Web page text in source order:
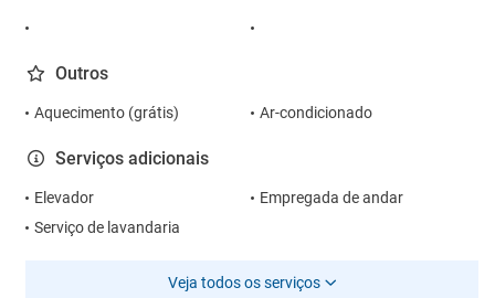
Outros
Aquecimento (grátis) Ar-condicionado
Serviços adicionais
Elevador
Empregada de andar
Serviço de lavandaria
Veja todos os serviços